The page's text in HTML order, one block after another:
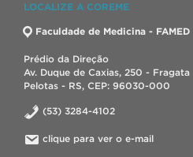
LOCALIZE A COREME
Faculdade de Medicina - FAMED
Prédio da Direção
Av. Duque de Caxias, 250 - Fragata
Pelotas - RS, CEP: 96030-000
(53) 3284-4102
clique para ver o e-mail